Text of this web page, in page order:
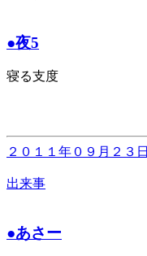
●夜5
寝る支度
２０１１年０９月２３日
出来事
●あさー